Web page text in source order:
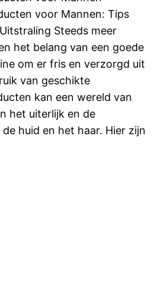
voor Mannen: Tips
Steeds meer
het belang van een goede
om er fris en verzorgd uit
van geschikte
kan een wereld van
het uiterlijk en de
huid en het haar. Hier zijn